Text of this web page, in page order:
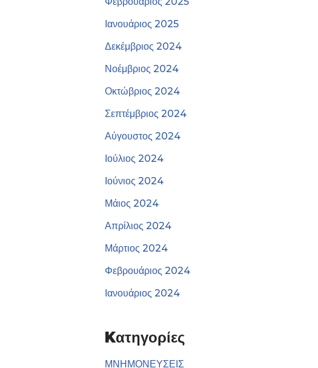
Ιανουάριος 2025
Δεκέμβριος 2024
Νοέμβριος 2024
Οκτώβριος 2024
Σεπτέμβριος 2024
Αύγουστος 2024
Ιούλιος 2024
Ιούνιος 2024
Μάιος 2024
Απρίλιος 2024
Μάρτιος 2024
Φεβρουάριος 2024
Ιανουάριος 2024
Kατηγορίες
ΜΝΗΜΟΝΕΥΣΕΙΣ